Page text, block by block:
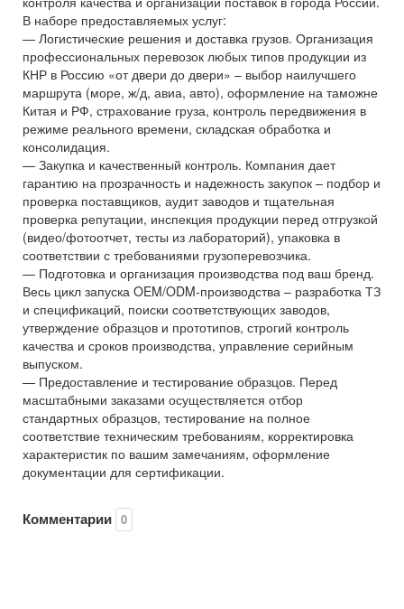
В наборе предоставляемых услуг:
— Логистические решения и доставка грузов. Организация
профессиональных перевозок любых типов продукции из
КНР в Россию «от двери до двери» – выбор наилучшего
маршрута (море, ж/д, авиа, авто), оформление на таможне
Китая и РФ, страхование груза, контроль передвижения в
режиме реального времени, складская обработка и
консолидация.
— Закупка и качественный контроль. Компания дает
гарантию на прозрачность и надежность закупок – подбор и
проверка поставщиков, аудит заводов и тщательная
проверка репутации, инспекция продукции перед отгрузкой
(видео/фотоотчет, тесты из лабораторий), упаковка в
соответствии с требованиями грузоперевозчика.
— Подготовка и организация производства под ваш бренд.
Весь цикл запуска OEM/ODM-производства – разработка ТЗ
и спецификаций, поиски соответствующих заводов,
утверждение образцов и прототипов, строгий контроль
качества и сроков производства, управление серийным
выпуском.
— Предоставление и тестирование образцов. Перед
масштабными заказами осуществляется отбор
стандартных образцов, тестирование на полное
соответствие техническим требованиям, корректировка
характеристик по вашим замечаниям, оформление
документации для сертификации.
Комментарии 0